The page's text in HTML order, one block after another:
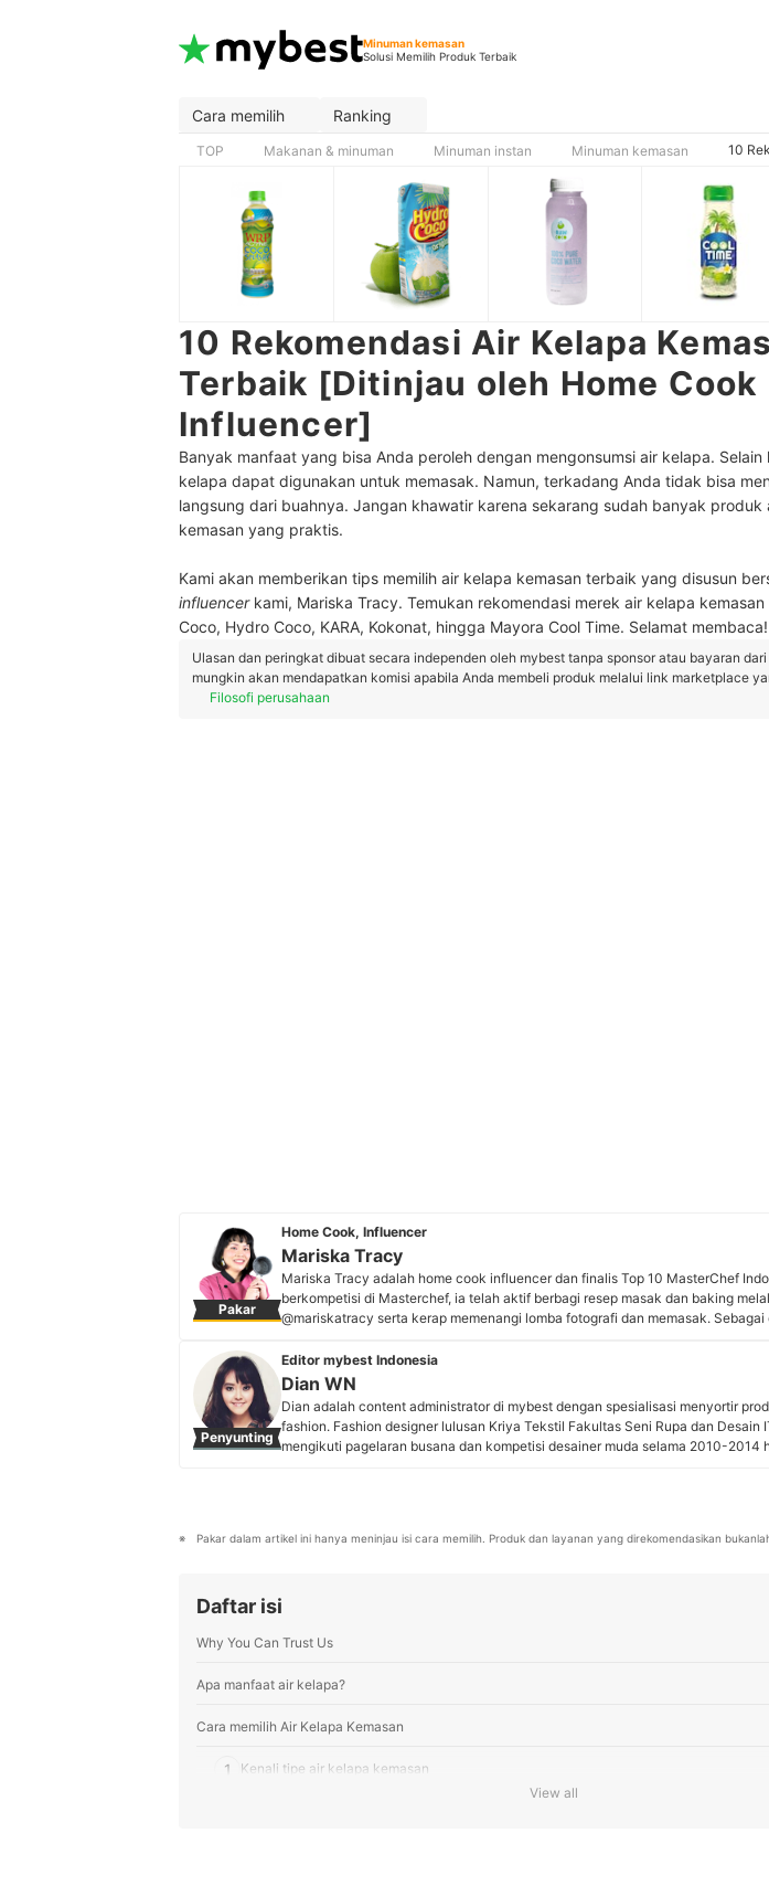
Minuman kemasan
Solusi Memilih Produk Terbaik
Cara memilih Ranking
TOP Makanan & minuman Minuman instan Minuman kemasan 10
10 Rekomendasi Air Kelapa
Terbaik [Ditinjau oleh Home Cook
Influencer]
Banyak manfaat yang bisa Anda peroleh dengan mengonsumsi air kelapa. Selain
kelapa dapat digunakan untuk memasak. Namun, terkadang Anda tidak bisa
langsung dari buahnya. Jangan khawatir karena sekarang sudah banyak produk
kemasan yang praktis.
Kami akan memberikan tips memilih air kelapa kemasan terbaik yang disusun
influencer kami, Mariska Tracy. Temukan rekomendasi merek air kelapa
Coco, Hydro Coco, KARA, Kokonat, hingga Mayora Cool Time. Selamat membaca!
Ulasan dan peringkat dibuat secara independen oleh mybest tanpa sponsor atau bayaran
mungkin akan mendapatkan komisi apabila Anda membeli produk melalui link marketplace
Filosofi perusahaan
Pakar
Home Cook, Influencer
Mariska Tracy
Mariska Tracy adalah home cook influencer dan finalis Top 10 MasterChef
berkompetisi di Masterchef, ia telah aktif berbagi resep masak dan baking
@mariskatracy serta kerap memenangi lomba fotografi dan memasak.
Pengalaman kompetisi Mariska menjadi dasar kredibel dalam memberikan
yang terpercaya bagi pengikutnya.
Profil Mariska Tracy
Penyunting
Editor mybest Indonesia
Dian WN
Dian adalah content administrator di mybest dengan spesialisasi menyortir
fashion. Fashion designer lulusan Kriya Tekstil Fakultas Seni Rupa dan Desain
mengikuti pagelaran busana dan kompetisi desainer muda selama 2010-2014
Pakar dalam artikel ini hanya meninjau isi cara memilih. Produk dan layanan yang direkomendasikan
Daftar isi
Why You Can Trust Us
Apa manfaat air kelapa?
Cara memilih Air Kelapa Kemasan
1 Kenali tipe air kelapa kemasan
View all